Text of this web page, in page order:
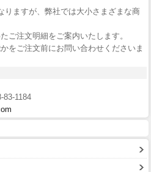
りますが、弊社では大小さまざまな商
ご注文明細をご案内いたします。
をご注文前にお問い合わせくださいま
1184